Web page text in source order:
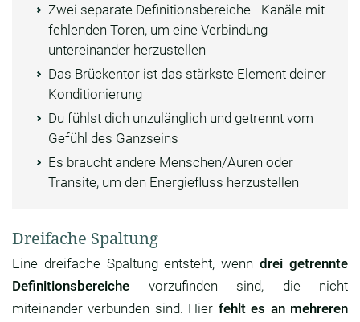
Zwei separate Definitionsbereiche - Kanäle mit
fehlenden Toren, um eine Verbindung
untereinander herzustellen
Das Brückentor ist das stärkste Element deiner
Konditionierung
Du fühlst dich unzulänglich und getrennt vom
Gefühl des Ganzseins
Es braucht andere Menschen/Auren oder
Transite, um den Energiefluss herzustellen
Dreifache Spaltung
Eine dreifache Spaltung entsteht, wenndrei getrennte
Definitionsbereiche vorzufinden sind, die nicht
miteinander verbunden sind. Hier fehlt es an mehreren